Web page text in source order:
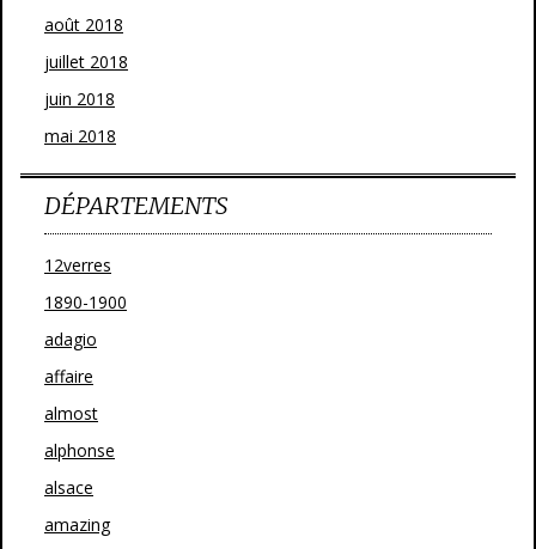
août 2018
juillet 2018
juin 2018
mai 2018
DÉPARTEMENTS
12verres
1890-1900
adagio
affaire
almost
alphonse
alsace
amazing